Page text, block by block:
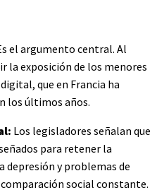
el argumento central. Al
la exposición de los menores
que en Francia ha
los últimos años.
Los legisladores señalan que
para retener la
depresión y problemas de
social constante.